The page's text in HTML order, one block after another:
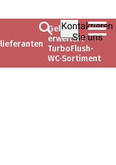
Kontaktieren
Sie uns
Geberit
erweitert
TurboFlush-
WC-Sortiment